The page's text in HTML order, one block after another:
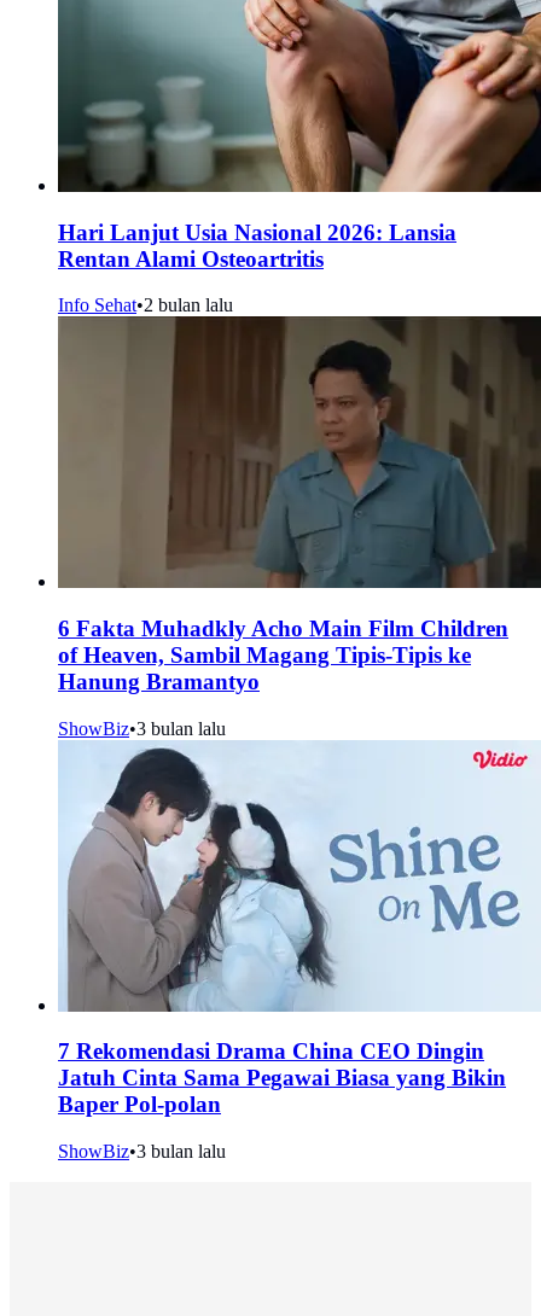
Hari Lanjut Usia Nasional 2026: Lansia
Rentan Alami Osteoartritis
Info Sehat•2 bulan lalu
6 Fakta Muhadkly Acho Main Film Children
of Heaven, Sambil Magang Tipis-Tipis ke
Hanung Bramantyo
ShowBiz•3 bulan lalu
7 Rekomendasi Drama China CEO Dingin
Jatuh Cinta Sama Pegawai Biasa yang Bikin
Baper Pol-polan
ShowBiz•3 bulan lalu